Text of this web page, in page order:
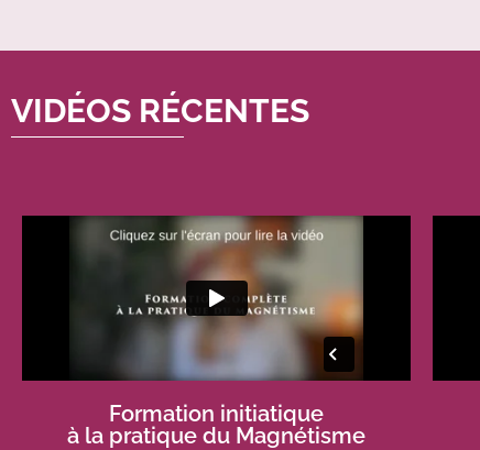
VIDÉOS RÉCENTES
Formation initiatique
à la pratique du Magnétisme